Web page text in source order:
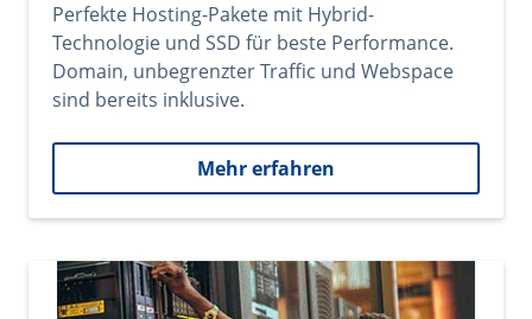
Perfekte Hosting-Pakete mit Hybrid-
Technologie und SSD für beste Performance.
Domain, unbegrenzter Traffic und Webspace
sind bereits inklusive.
Mehr erfahren